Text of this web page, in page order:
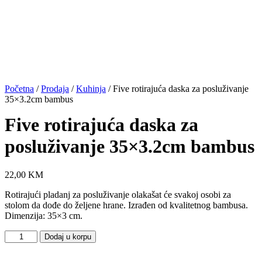
Početna /Prodaja /Kuhinja / Five rotirajuća daska za posluživanje
35×3.2cm bambus
Five rotirajuća daska za
posluživanje 35×3.2cm bambus
22,00 KM
Rotirajući pladanj za posluživanje olakašat će svakoj osobi za
stolom da dođe do željene hrane. Izrađen od kvalitetnog bambusa.
Dimenzija: 35×3 cm.
Five
rotirajuća
Dodaj u korpu